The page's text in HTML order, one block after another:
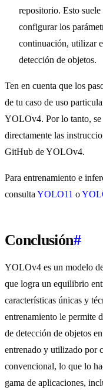
repositorio. Esto
configurar los
continuación, utilizar
detección de objetos.
Ten en cuenta que los
de tu caso de uso
YOLOv4. Por lo tanto, se
directamente las
GitHub de YOLOv4.
Para entrenamiento e
consultaYOLO11 o
Conclusión#
YOLOv4 es un modelo
que logra un equilibrio
características únicas y
entrenamiento le permite
de detección de objetos
entrenado y utilizado por
convencional, lo que lo
gama de aplicaciones,